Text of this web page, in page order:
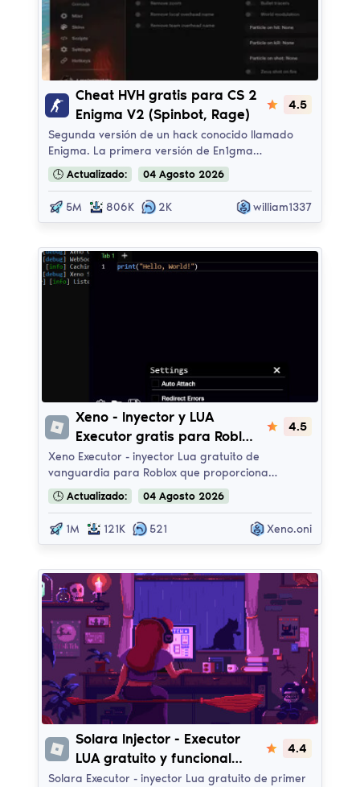
Enigma HvH (V2.1)
Cheat HVH gratis para CS 2
Enigma V2 (Spinbot, Rage)
4.5
Segunda versión de un hack conocido llamado
Enigma. La primera versión de En1gma…
🕒 Actualizado: 04 Agosto 2026
5M 806K 2K william1337
Xeno LuaExecutor
Xeno - Inyector y LUA
Executor gratis para Roblox
(SIN virus, SIN baneos,
actualizado)
4.5
Xeno Executor - inyector Lua gratuito de
vanguardia para Roblox que proporciona…
🕒 Actualizado: 04 Agosto 2026
1M 121K 521 Xeno.oni
Solara LuaExecutor
Solara Injector - Executor
LUA gratuito y funcional
para Roblox con cheats,
4.4
Solara Executor - inyector Lua gratuito de primer